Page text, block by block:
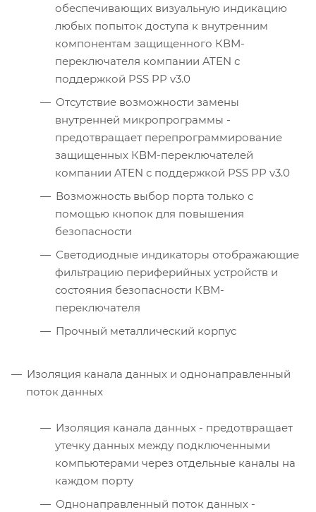
обеспечивающих визуальную индикацию
любых попыток доступа к внутренним
компонентам защищенного КВМ-
переключателя компании ATEN с
поддержкой PSS PP v3.0
Отсутствие возможности замены
внутренней микропрограммы -
предотвращает перепрограммирование
защищенных КВМ-переключателей
компании ATEN с поддержкой PSS PP v3.0
Возможность выбор порта только с
помощью кнопок для повышения
безопасности
Светодиодные индикаторы отображающие
фильтрацию периферийных устройств и
состояния безопасности КВМ-
переключателя
Прочный металлический корпус
Изоляция канала данных и однонаправленный
поток данных
Изоляция канала данных - предотвращает
утечку данных между подключенными
компьютерами через отдельные каналы на
каждом порту
Однонаправленный поток данных -